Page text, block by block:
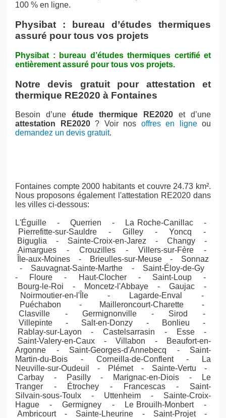
100 % en ligne.
Physibat : bureau d’études thermiques
assuré pour tous vos projets
Physibat : bureau d’études thermiques certifié et
entièrement assuré pour tous vos projets.
Notre devis gratuit pour attestation et
thermique RE2020 à Fontaines
Besoin d’une étude thermique RE2020 et d’une
attestation RE2020? Voir nos offres en ligneou
demandez un devis gratuit.
Fontaines compte 2000 habitants et couvre 24.73 km².
Nous proposons également l'attestation RE2020 dans
les villes ci-dessous:
L'Éguille - Querrien - La Roche-Canillac -
Pierrefitte-sur-Sauldre - Gilley - Yoncq -
Biguglia - Sainte-Croix-en-Jarez - Changy -
Aimargues - Crouzilles - Villers-sur-Fère -
Île-aux-Moines - Brieulles-sur-Meuse - Sonnaz
- Sauvagnat-Sainte-Marthe - Saint-Éloy-de-Gy
- Floure - Haut-Clocher - Saint-Loup -
Bourg-le-Roi - Moncetz-l'Abbaye - Gaujac -
Noirmoutier-en-l'Île - Lagarde-Enval -
Puéchabon - Mailleroncourt-Charette -
Clasville - Germignonville - Sirod -
Villepinte - Salt-en-Donzy - Bonlieu -
Rablay-sur-Layon - Castelsarrasin - Esse -
Saint-Valery-en-Caux - Villabon - Beaufort-en-
Argonne - Saint-Georges-d'Annebecq - Saint-
Martin-du-Bois - Corneilla-de-Conflent - La
Neuville-sur-Oudeuil - Plémet - Sainte-Vertu -
Carbay - Pasilly - Marignac-en-Diois - Le
Tranger - Étrochey - Francescas - Saint-
Silvain-sous-Toulx - Uttenheim - Sainte-Croix-
Hague - Germigney - Le Brouilh-Monbert -
Ambricourt - Sainte-Lheurine - Saint-Projet -